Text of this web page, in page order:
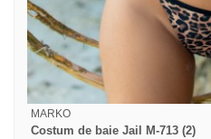
MARKO
Costum de baie Jail M-713 (2)